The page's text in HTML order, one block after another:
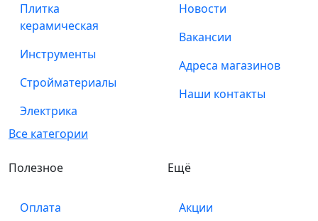
Плитка
керамическая
Инструменты
Стройматериалы
Электрика
Все категории
Новости
Вакансии
Адреса магазинов
Наши контакты
Полезное
Оплата
Ещё
Акции